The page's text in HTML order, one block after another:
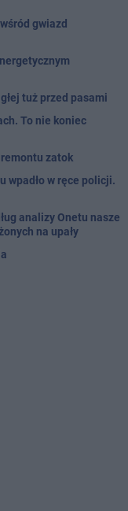
gwiazd
tuż przed pasami
To nie koniec
zatok
wpadło w ręce policji.
analizy Onetu nasze
na upały